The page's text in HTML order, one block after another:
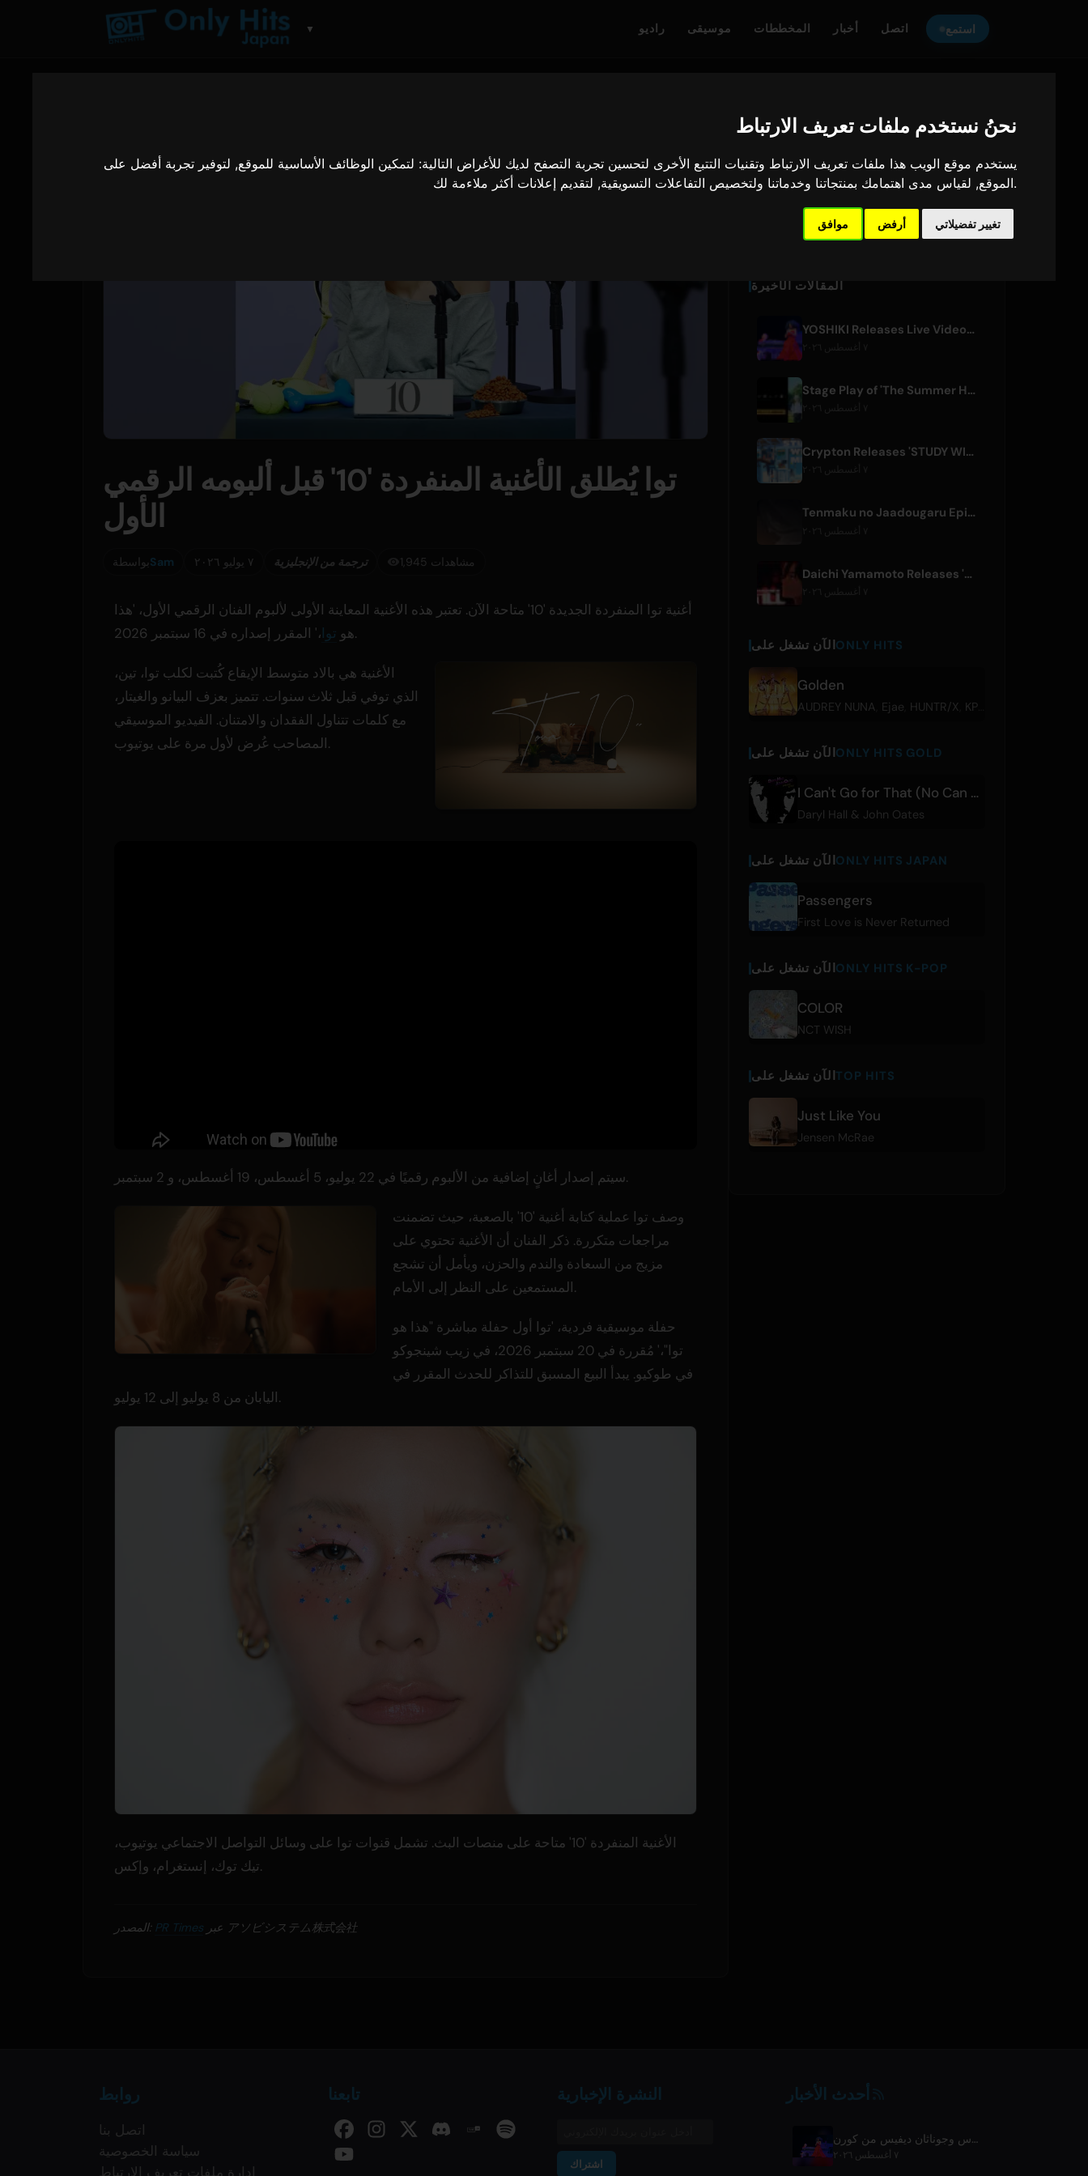
نحنُ نستخدم ملفات تعريف الارتباط
يستخدم موقع الويب هذا ملفات تعريف الارتباط وتقنيات التتبع الأخرى لتحسين تجربة التصفح لديك للأغراض التالية: لتمكين الوظائف الأساسية للموقع, لتوفير تجربة أفضل على
الموقع, لقياس مدى اهتمامك بمنتجاتنا وخدماتنا ولتخصيص التفاعلات التسويقية, لتقديم إعلانات أكثر ملاءمة لك .
موافق أرفض تغيير تفضيلاتي
▼ راديو موسيقى المخططات أخبار اتصل استمع
توا يُطلق الأغنية المنفردة '10' قبل ألبومه الرقمي
الأول
بواسطةSam ٧ يوليو ٢٠٢٦ ترجمة من الإنجليزية 1,945 مشاهدات
أغنية توا المنفردة الجديدة '10' متاحة الآن. تعتبر هذه الأغنية المعاينة الأولى لألبوم الفنان الرقمي الأول، 'هذا
هو توا ،' المقرر إصداره في 16 سبتمبر 2026.
الأغنية هي بالاد متوسط الإيقاع كُتبت لكلب توا، تين،
الذي توفي قبل ثلاث سنوات. تتميز بعزف البيانو والغيتار،
مع كلمات تتناول الفقدان والامتنان. الفيديو الموسيقي
المصاحب عُرض لأول مرة على يوتيوب.
سيتم إصدار أغانٍ إضافية من الألبوم رقميًا في 22 يوليو، 5 أغسطس، 19 أغسطس، و 2 سبتمبر.
وصف توا عملية كتابة أغنية '10' بالصعبة، حيث تضمنت
مراجعات متكررة. ذكر الفنان أن الأغنية تحتوي على
مزيج من السعادة والندم والحزن، ويأمل أن تشجع
المستمعين على النظر إلى الأمام.
حفلة موسيقية فردية، 'توا أول حفلة مباشرة "هذا هو
توا"،' مُقررة في 20 سبتمبر 2026، في زيب شينجوكو
في طوكيو. يبدأ البيع المسبق للتذاكر للحدث المقرر في
اليابان من 8 يوليو إلى 12 يوليو.
الأغنية المنفردة '10' متاحة على منصات البث. تشمل قنوات توا على وسائل التواصل الاجتماعي يوتيوب،
تيك توك، إنستغرام، وإكس.
المصدر: PR Times عبر アソビシステム株式会社
استمع إلى ONLY HITS JAPAN
Only Hits Japan
تشغيل
المقالات الأخيرة
YOSHIKI Releases Live Videos with Diana Ross and KORN's Jonathan Davis
Stage Play of 'The Summer Hikaru Died' Streams Globally for Free on ABEMA
Crypton Releases 'STUDY WITH MIKU - part6 -' Instrumental BGM Video
Tenmaku no Jaadougaru Episode 7 Preview Released
Daichi Yamamoto Releases 'Still' for Hip-Hop Anime 'Shadow Beat'
الآن تشغل علىONLY HITS
Golden
AUDREY NUNA Ejae HUNTR/X KPop Demon Hunters Cast
الآن تشغل علىONLY HITS GOLD
I Can't Go for That (No Can Do)
Daryl Hall & John Oates
الآن تشغل علىONLY HITS JAPAN
Passengers
First Love is Never Returned
الآن تشغل علىONLY HITS K-POP
COLOR
NCT WISH
الآن تشغل علىTOP HITS
Just Like You
Jensen McRae
روابط
اتصل بنا
سياسة الخصوصية
إدارة ملفات تعريف الارتباط
تابعنا النشرة الإخبارية
اشتراك
أحدث الأخبار
يوشيكي يُطلق مقاطع فيديو حية مع ديانا روس وجوناثان ديفيس من كورن
٧ أغسطس ٢٠٢٦